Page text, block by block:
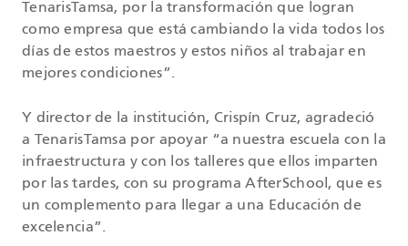
TenarisTamsa, por la transformación que logran
como empresa que está cambiando la vida todos los
días de estos maestros y estos niños al trabajar en
mejores condiciones”.
Y director de la institución, Crispín Cruz, agradeció
a TenarisTamsa por apoyar “a nuestra escuela con la
infraestructura y con los talleres que ellos imparten
por las tardes, con su programa AfterSchool, que es
un complemento para llegar a una Educación de
excelencia”.